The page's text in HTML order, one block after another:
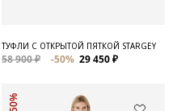
ТУФЛИ С ОТКРЫТОЙ ПЯТКОЙ STARGEY
58 900 ₽ -50% 29 450 ₽
-50%